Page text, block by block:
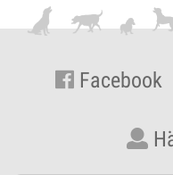
Facebook